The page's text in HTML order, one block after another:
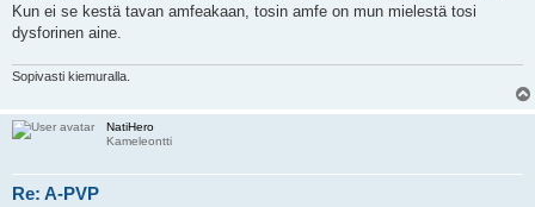
Kun ei se kestä tavan amfeakaan, tosin amfe on mun mielestä tosi
dysforinen aine.
Sopivasti kiemuralla.
NatiHero
Kameleontti
Re: A-PVP